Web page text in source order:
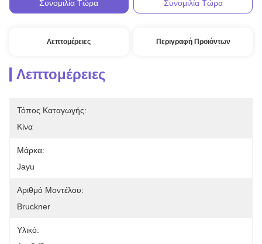
Συνομιλία Τώρα
Συνομιλία Τώρα
Λεπτομέρειες Περιγραφή Προϊόντων
Λεπτομέρειες
Τόπος Καταγωγής:
Κίνα
Μάρκα:
Jayu
Αριθμό Μοντέλου:
Bruckner
Υλικό: